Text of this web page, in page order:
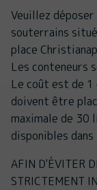
Veuillez
souterrains
place
Les conteneurs
Le coût est de
doivent être
maximale de 30
disponibles
AFIN D'ÉVITER
STRICTEMENT